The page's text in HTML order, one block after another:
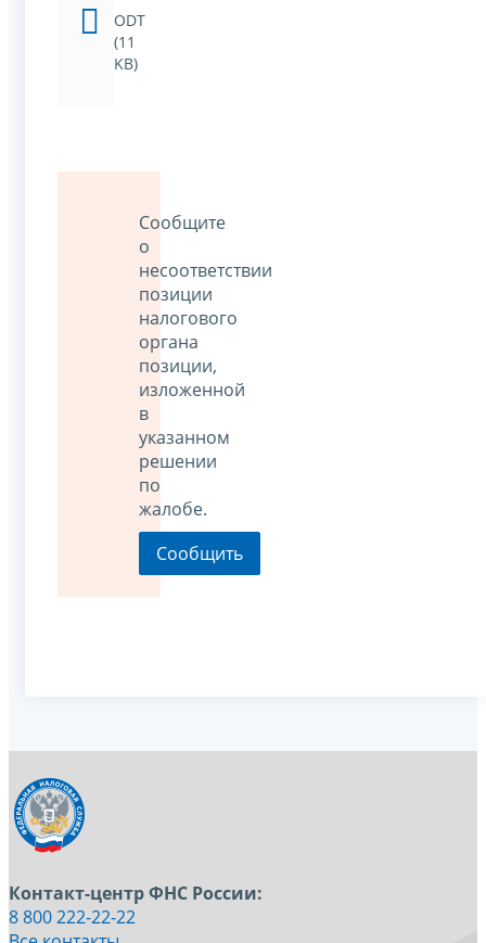
ODT
(11
KB)
Сообщите
о
несоответствии
позиции
налогового
органа
позиции,
изложенной
в
указанном
решении
по
жалобе.
Контакт-центр ФНС России:
8 800 222-22-22